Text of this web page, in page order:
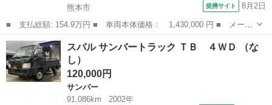
熊本市
提携サイト 8月2日
■ 支払総額: 154.9万円 ■ 車両本体価格： 1,430,000 円 ■ メーカ
ー名： スバル ■ 車種名： ＢＲＺ ■ グレード名： Ｒ ６速Ｍ
Ｔ エアロＰＫＧ スポーツインテリアＰＫＧ 禁煙車 ＨＩＤヘッ
ド 純正...
熊本 熊本市
スバル サンバートラック ＴＢ ４ＷＤ （な
し）
120,000円
サンバー
91,086km
2002年